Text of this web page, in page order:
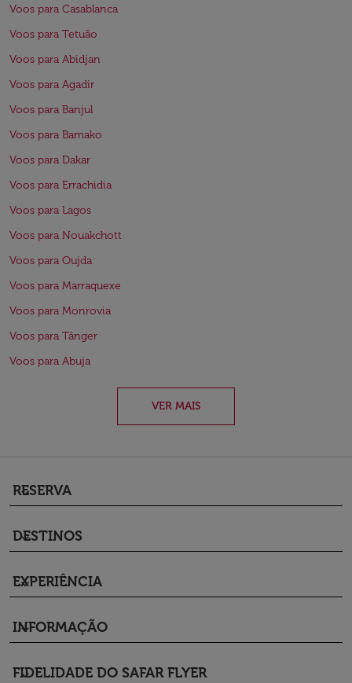
Voos para Casablanca
Voos para Tetuão
Voos para Abidjan
Voos para Agadir
Voos para Banjul
Voos para Bamako
Voos para Dakar
Voos para Errachidia
Voos para Lagos
Voos para Nouakchott
Voos para Oujda
Voos para Marraquexe
Voos para Monrovia
Voos para Tânger
Voos para Abuja
VER MAIS
RESERVA
keyboard_arrow_down
DESTINOS
keyboard_arrow_down
EXPERIÊNCIA
keyboard_arrow_down
INFORMAÇÃO
keyboard_arrow_down
FIDELIDADE DO SAFAR FLYER
keyboard_arrow_down